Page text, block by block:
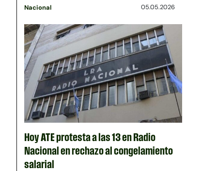
Nacional 05.05.2026
Hoy ATE protesta a las 13 en Radio
Nacional en rechazo al congelamiento
salarial